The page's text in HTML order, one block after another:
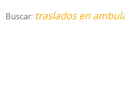
Buscar: traslados en